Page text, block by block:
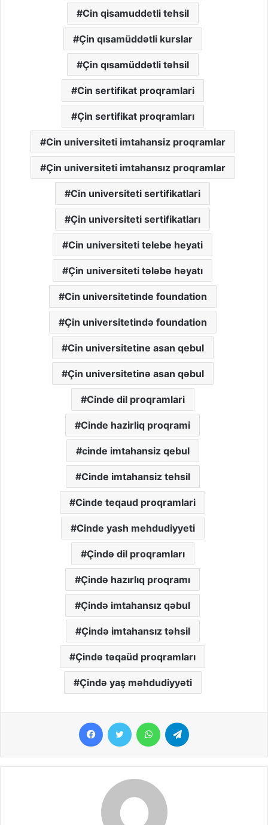
Cin qisamuddetli tehsil
Çin qısamüddətli kurslar
Çin qısamüddətli təhsil
Cin sertifikat proqramlari
Çin sertifikat proqramları
Cin universiteti imtahansiz proqramlar
Çin universiteti imtahansız proqramlar
Cin universiteti sertifikatlari
Çin universiteti sertifikatları
Cin universiteti telebe heyati
Çin universiteti tələbə həyatı
Cin universitetinde foundation
Çin universitetində foundation
Cin universitetine asan qebul
Çin universitetinə asan qəbul
Cinde dil proqramlari
Cinde hazirliq proqrami
cinde imtahansiz qebul
Cinde imtahansiz tehsil
Cinde teqaud proqramlari
Cinde yash mehdudiyyeti
Çində dil proqramları
Çində hazırlıq proqramı
Çində imtahansız qəbul
Çində imtahansız təhsil
Çində təqaüd proqramları
Çində yaş məhdudiyyəti
FacebookTwitter WhatsApp